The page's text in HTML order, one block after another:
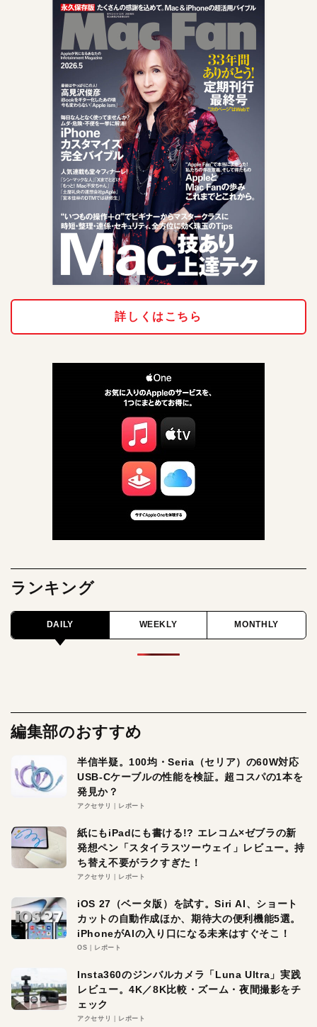
詳しくはこちら
ランキング
DAILY WEEKLY MONTHLY
編集部のおすすめ
半信半疑。100均・Seria（セリア）の60W対応
USB-Cケーブルの性能を検証。超コスパの1本を
発見か？
アクセサリ レポート
紙にもiPadにも書ける!? エレコム×ゼブラの新
発想ペン「スタイラスツーウェイ」レビュー。持
ち替え不要がラクすぎた！
アクセサリ レポート
iOS 27（ベータ版）を試す。Siri AI、ショート
カットの自動作成ほか、期待大の便利機能5選。
iPhoneがAIの入り口になる未来はすぐそこ！
OS レポート
Insta360のジンバルカメラ「Luna Ultra」実践
レビュー。4K／8K比較・ズーム・夜間撮影をチ
ェック
アクセサリ レポート